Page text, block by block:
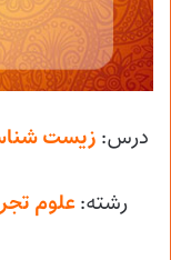
درس: زیست
رشته:علوم